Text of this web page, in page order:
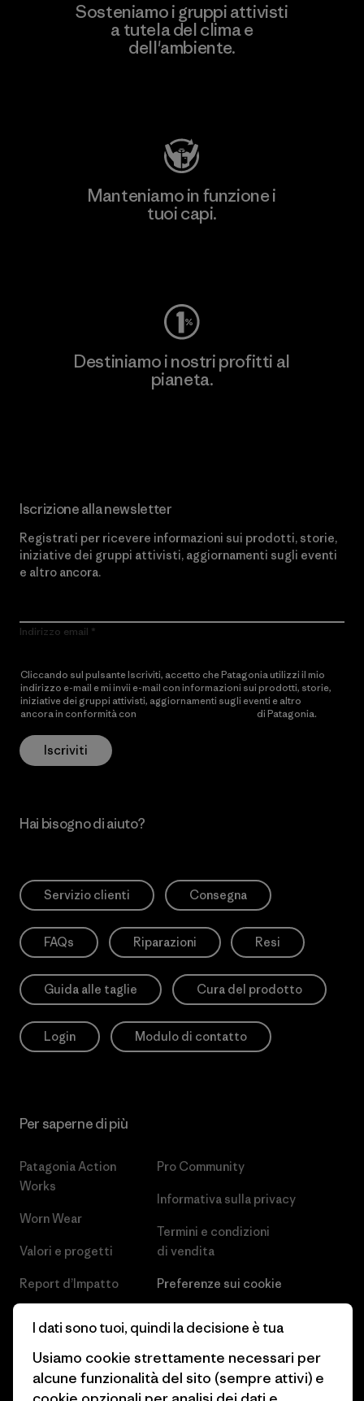
Sosteniamo i gruppi attivisti
a tutela del clima e
dell'ambiente.
Manteniamo in funzione i
tuoi capi.
Destiniamo i nostri profitti al
pianeta.
Iscrizione alla newsletter
Registrati per ricevere informazioni sui prodotti, storie,
iniziative dei gruppi attivisti, aggiornamenti sugli eventi
e altro ancora.
Indirizzo email
Cliccando sul pulsante Iscriviti, accetto che Patagonia utilizzi il mio
indirizzo e-mail e mi invii e-mail con informazioni sui prodotti, storie,
iniziative dei gruppi attivisti, aggiornamenti sugli eventi e altro
ancora in conformità con
di Patagonia.
Iscriviti
Hai bisogno di aiuto?
Servizio clienti Consegna
FAQs Riparazioni Resi
Guida alle taglie Cura del prodotto
Login Modulo di contatto
Per saperne di più
Patagonia Action
Works
Worn Wear
Valori e progetti
Report d’Impatto
Obiettivi climatici
1% For The Planet
Pro Community
Informativa sulla privacy
Termini e condizioni
di vendita
Preferenze sui cookie
Industry program
I dati sono tuoi, quindi la decisione è tua
Usiamo cookie strettamente necessari per
alcune funzionalità del sito (sempre attivi) e